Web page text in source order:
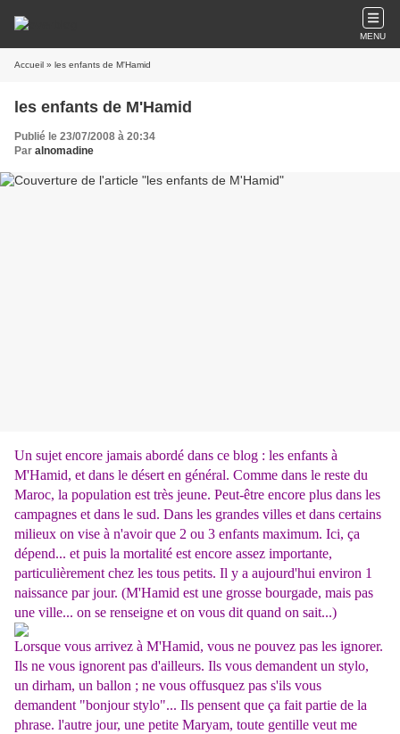
MENU
Accueil » les enfants de M'Hamid
les enfants de M'Hamid
Publié le 23/07/2008 à 20:34
Par alnomadine
Un sujet encore jamais abordé dans ce blog : les enfants à
M'Hamid, et dans le désert en général. Comme dans le reste du
Maroc, la population est très jeune. Peut-être encore plus dans les
campagnes et dans le sud. Dans les grandes villes et dans certains
milieux on vise à n'avoir que 2 ou 3 enfants maximum. Ici, ça
dépend... et puis la mortalité est encore assez importante,
particulièrement chez les tous petits. Il y a aujourd'hui environ 1
naissance par jour. (M'Hamid est une grosse bourgade, mais pas
une ville... on se renseigne et on vous dit quand on sait...)
Lorsque vous arrivez à M'Hamid, vous ne pouvez pas les ignorer.
Ils ne vous ignorent pas d'ailleurs. Ils vous demandent un stylo,
un dirham, un ballon ; ne vous offusquez pas s'ils vous
demandent "bonjour stylo"... Ils pensent que ça fait partie de la
phrase. l'autre jour, une petite Maryam, toute gentille veut me